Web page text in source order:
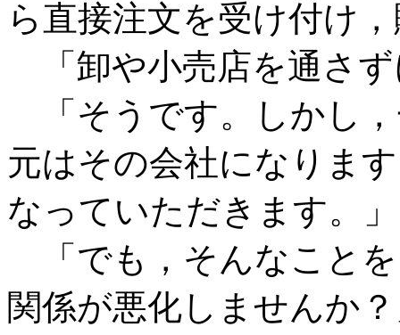
ら直接注文を受け付け
「卸や小売店を通さ
「そうです。しかし
元はその会社になりま
なっていただきます。」
「でも，そんなこと
関係が悪化しませんか